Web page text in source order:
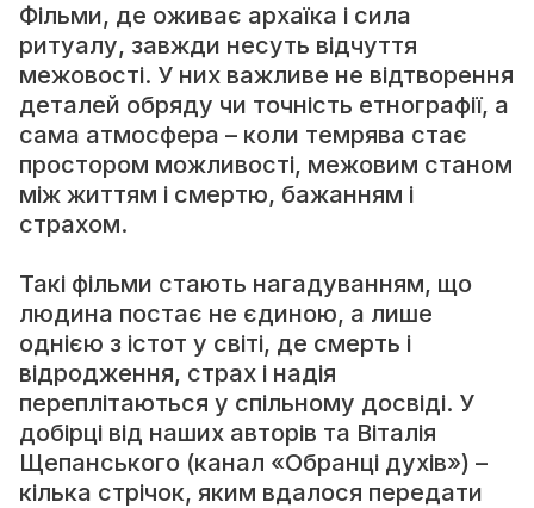
Фільми, де оживає архаїка і сила
ритуалу, завжди несуть відчуття
межовості. У них важливе не відтворення
деталей обряду чи точність етнографії, а
сама атмосфера – коли темрява стає
простором можливості, межовим станом
між життям і смертю, бажанням і
страхом.
Такі фільми стають нагадуванням, що
людина постає не єдиною, а лише
однією з істот у світі, де смерть і
відродження, страх і надія
переплітаються у спільному досвіді. У
добірці від наших авторів та Віталія
Щепанського (канал «Обранці духів») –
кілька стрічок, яким вдалося передати